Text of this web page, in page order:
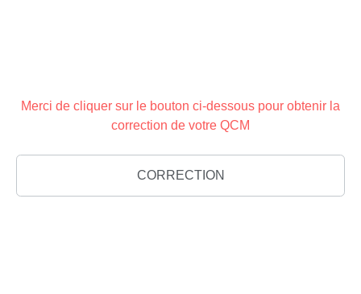
Merci de cliquer sur le bouton ci-dessous pour obtenir la
correction de votre QCM